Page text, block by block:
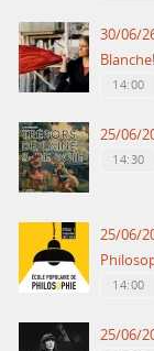
30/06/
14:00
25/06/
14:30
25/06/
14:00
25/06/